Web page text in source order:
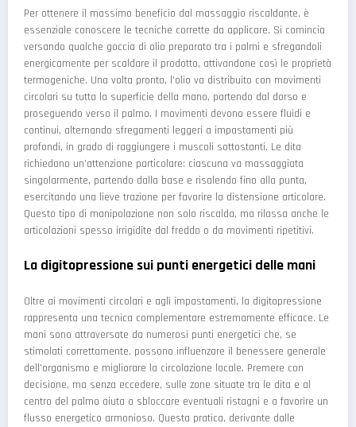
Per ottenere il massimo beneficio dal massaggio riscaldante, è
essenziale conoscere le tecniche corrette da applicare. Si comincia
versando qualche goccia di olio preparato tra i palmi e sfregandoli
energicamente per scaldare il prodotto, attivandone così le proprietà
termogeniche. Una volta pronto, l'olio va distribuito con movimenti
circolari su tutta la superficie della mano, partendo dal dorso e
proseguendo verso il palmo. I movimenti devono essere fluidi e
continui, alternando sfregamenti leggeri a impastamenti più
profondi, in grado di raggiungere i muscoli sottostanti. Le dita
richiedono un'attenzione particolare: ciascuna va massaggiata
singolarmente, partendo dalla base e risalendo fino alla punta,
esercitando una lieve trazione per favorire la distensione articolare.
Questo tipo di manipolazione non solo riscalda, ma rilassa anche le
articolazioni spesso irrigidite dal freddo o da movimenti ripetitivi.
La digitopressione sui punti energetici delle mani
Oltre ai movimenti circolari e agli impastamenti, la digitopressione
rappresenta una tecnica complementare estremamente efficace. Le
mani sono attraversate da numerosi punti energetici che, se
stimolati correttamente, possono influenzare il benessere generale
dell'organismo e migliorare la circolazione locale. Premere con
decisione, ma senza eccedere, sulle zone situate tra le dita e al
centro del palmo aiuta a sbloccare eventuali ristagni e a favorire un
flusso energetico armonioso. Questa pratica, derivante dalle